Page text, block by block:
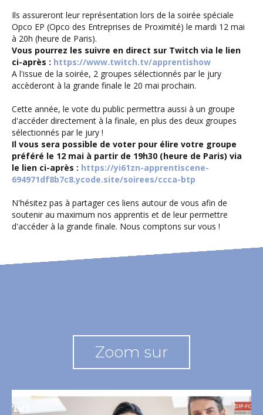
Ils assureront leur représentation lors de la soirée spéciale
Opco EP (Opco des Entreprises de Proximité) le mardi 12 mai
à 20h (heure de Paris).
Vous pourrez les suivre en direct sur Twitch via le lien
ci-après : https://www.twitch.tv/apprentishow
A l'issue de la soirée, 2 groupes sélectionnés par le jury
accèderont à la grande finale le 20 mai prochain.
Cette année, le vote du public permettra aussi à un groupe
d'accéder directement à la finale, en plus des deux groupes
sélectionnés par le jury !
Il vous sera possible de voter pour élire votre groupe
préféré le 12 mai à partir de 19h30 (heure de Paris) via
le lien ci-après : https://yi61zn-apprentiscene-
694971df8b7c8.ycode.site/soirees/ccca-btp
N'hésitez pas à partager ces liens autour de vous afin de
soutenir au maximum nos apprentis et de leur permettre
d'accéder à la grande finale. Nous comptons sur vous !
Zoom sur